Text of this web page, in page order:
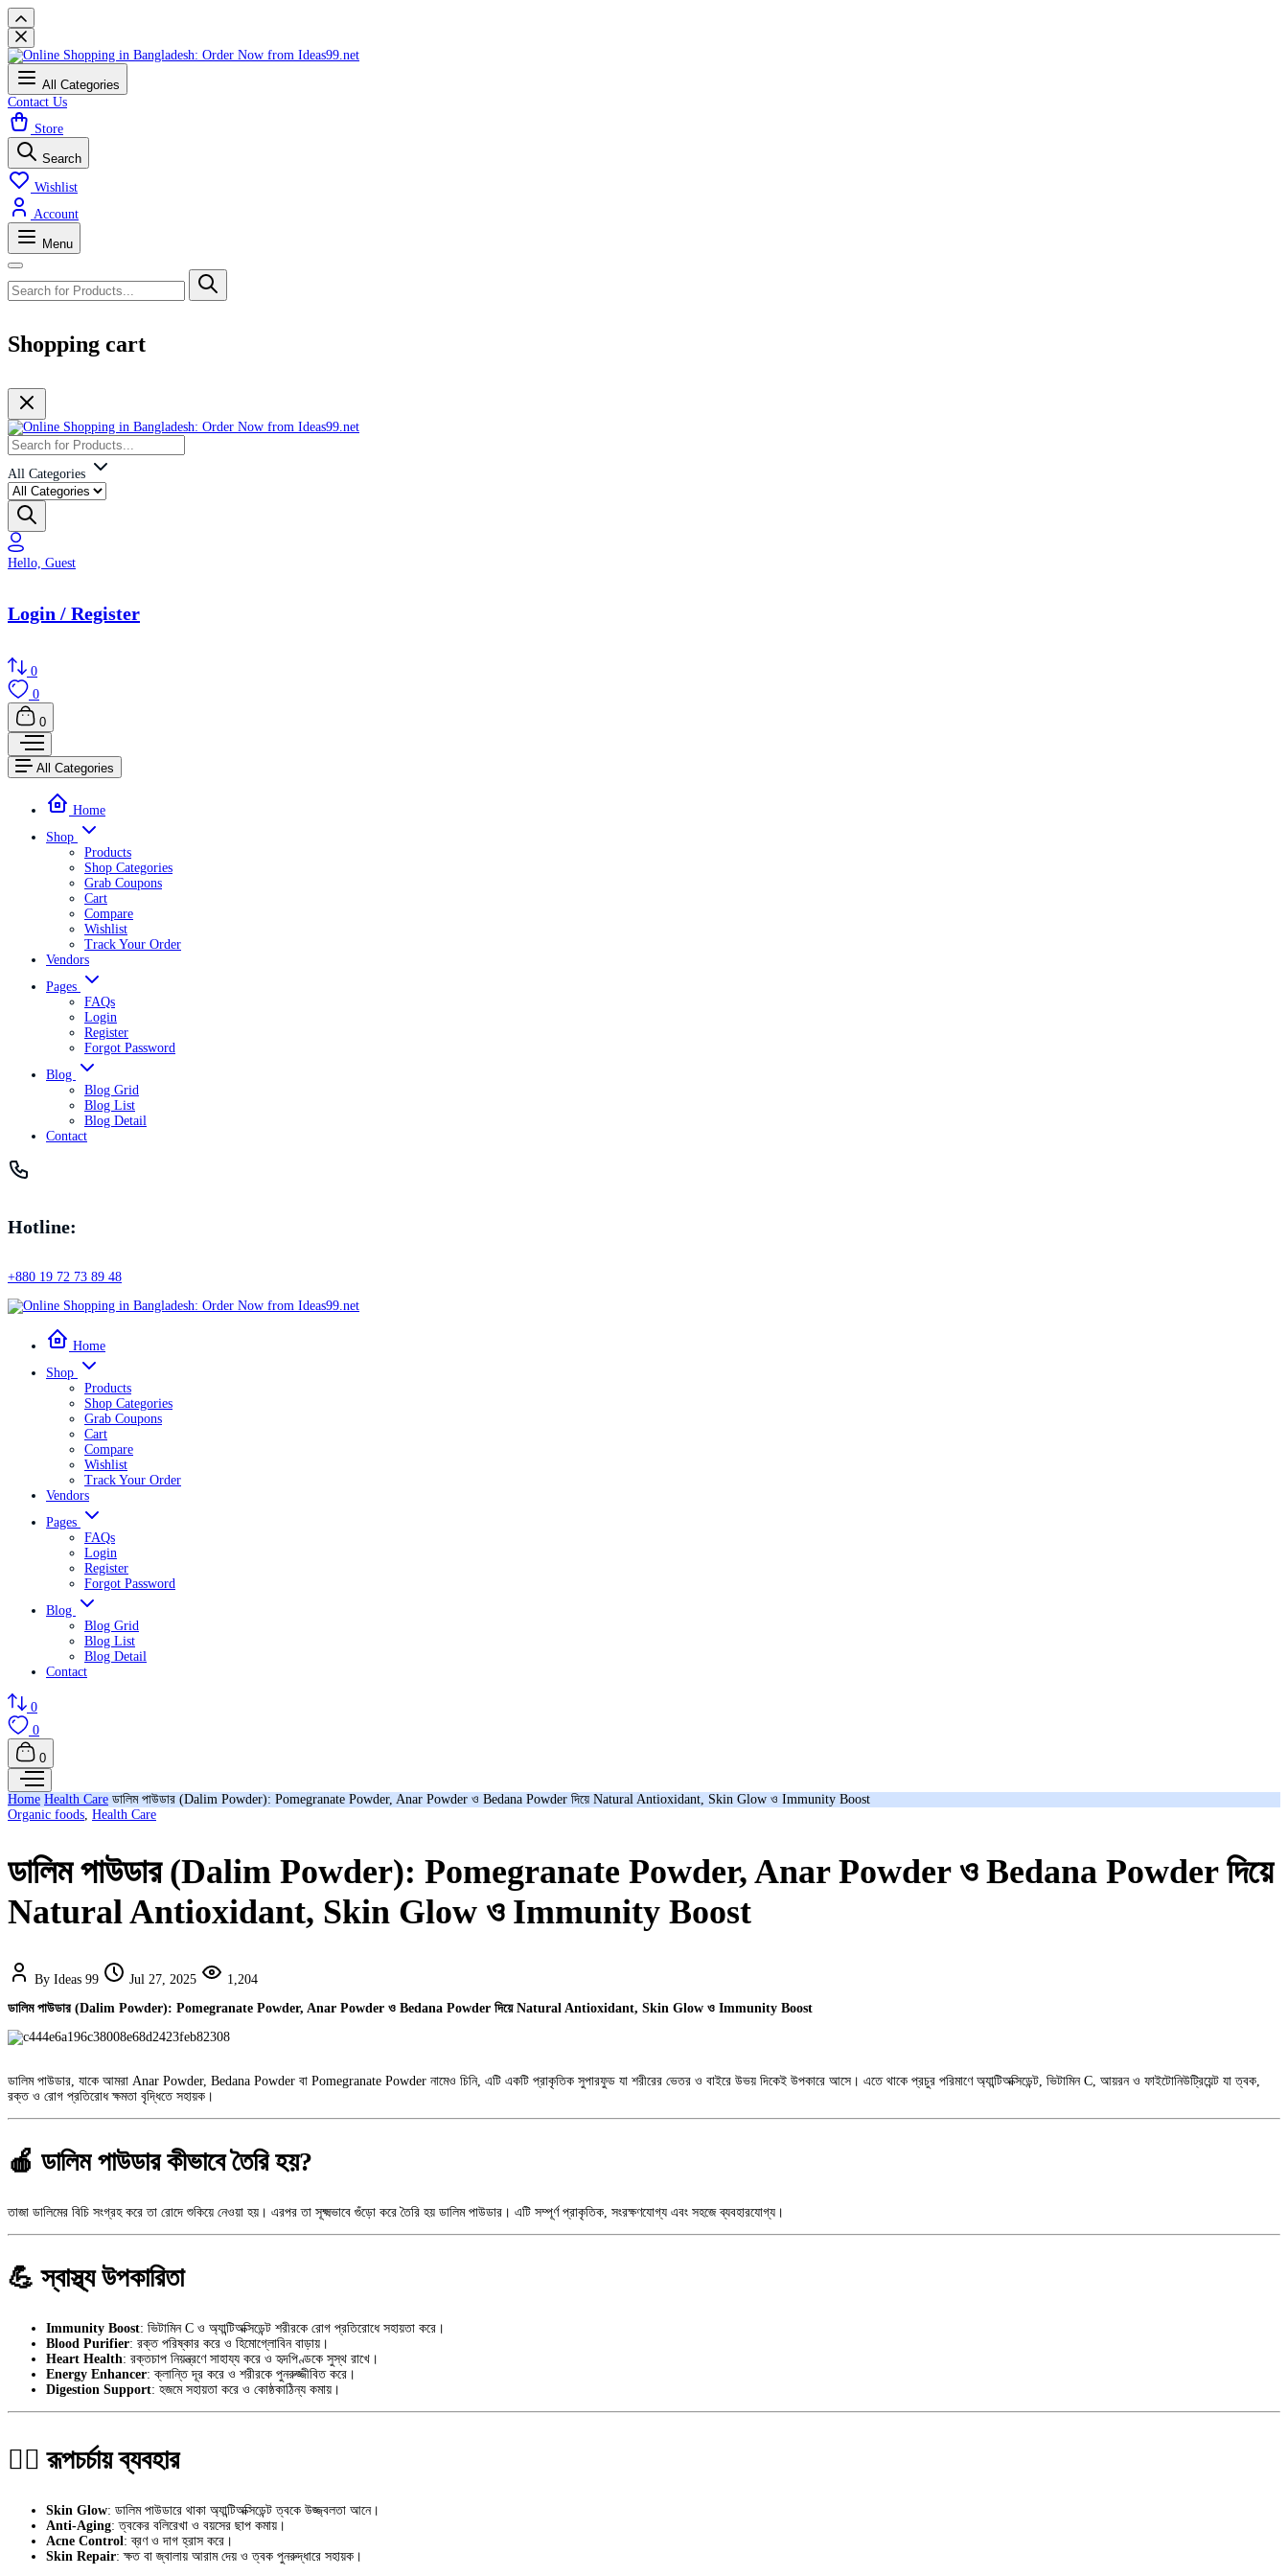
All Categories
Contact Us
Store
Search
Wishlist
Account
Menu
Shopping cart
All Categories
Hello, Guest
Login / Register
0
0
0
All Categories
Home
Shop
Products
Shop Categories
Grab Coupons
Cart
Compare
Wishlist
Track Your Order
Vendors
Pages
FAQs
Login
Register
Forgot Password
Blog
Blog Grid
Blog List
Blog Detail
Contact
Hotline:
+880 19 72 73 89 48
Home
Shop
Products
Shop Categories
Grab Coupons
Cart
Compare
Wishlist
Track Your Order
Vendors
Pages
FAQs
Login
Register
Forgot Password
Blog
Blog Grid
Blog List
Blog Detail
Contact
0
0
0
Home Health Care ডালিম পাউডার (Dalim Powder): Pomegranate Powder, Anar Powder ও Bedana Powder দিয়ে Natural Antioxidant, Skin Glow ও Immunity Boost
Organic foods, Health Care
ডালিম পাউডার (Dalim Powder): Pomegranate Powder, Anar Powder ও Bedana Powder দিয়ে
Natural Antioxidant, Skin Glow ও Immunity Boost
By Ideas 99 Jul 27, 2025
1,204
ডালিম পাউডার (Dalim Powder): Pomegranate Powder, Anar Powder ও Bedana Powder দিয়ে Natural Antioxidant, Skin Glow ও Immunity Boost
ডালিম পাউডার, যাকে আমরা Anar Powder, Bedana Powder বা Pomegranate Powder নামেও চিনি, এটি একটি প্রাকৃতিক সুপারফুড যা শরীরের ভেতর ও বাইরে উভয় দিকেই উপকারে আসে। এতে থাকে প্রচুর পরিমাণে অ্যান্টিঅক্সিডেন্ট, ভিটামিন C, আয়রন ও ফাইটোনিউট্রিয়েন্ট যা ত্বক,
রক্ত ও রোগ প্রতিরোধ ক্ষমতা বৃদ্ধিতে সহায়ক।
🍎 ডালিম পাউডার কীভাবে তৈরি হয়?
তাজা ডালিমের বিচি সংগ্রহ করে তা রোদে শুকিয়ে নেওয়া হয়। এরপর তা সূক্ষ্মভাবে গুঁড়ো করে তৈরি হয় ডালিম পাউডার। এটি সম্পূর্ণ প্রাকৃতিক, সংরক্ষণযোগ্য এবং সহজে ব্যবহারযোগ্য।
💪 স্বাস্থ্য উপকারিতা
Immunity Boost: ভিটামিন C ও অ্যান্টিঅক্সিডেন্ট শরীরকে রোগ প্রতিরোধে সহায়তা করে।
Blood Purifier: রক্ত পরিষ্কার করে ও হিমোগ্লোবিন বাড়ায়।
Heart Health: রক্তচাপ নিয়ন্ত্রণে সাহায্য করে ও হৃদপিণ্ডকে সুস্থ রাখে।
Energy Enhancer: ক্লান্তি দূর করে ও শরীরকে পুনরুজ্জীবিত করে।
Digestion Support: হজমে সহায়তা করে ও কোষ্ঠকাঠিন্য কমায়।
💆‍♀️ রূপচর্চায় ব্যবহার
Skin Glow: ডালিম পাউডারে থাকা অ্যান্টিঅক্সিডেন্ট ত্বকে উজ্জ্বলতা আনে।
Anti-Aging: ত্বকের বলিরেখা ও বয়সের ছাপ কমায়।
Acne Control: ব্রণ ও দাগ হ্রাস করে।
Skin Repair: ক্ষত বা জ্বালায় আরাম দেয় ও ত্বক পুনরুদ্ধারে সহায়ক।